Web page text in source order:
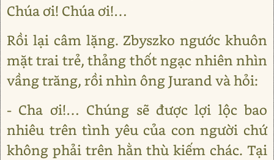
Chúa ơi! Chúa ơi!…
Rồi lại câm lặng. Zbyszko ngước khuôn
mặt trai trẻ, thảng thốt ngạc nhiên nhìn
vầng trăng, rồi nhìn ông Jurand và hỏi:
- Cha ơi!… Chúng sẽ được lợi lộc bao
nhiêu trên tình yêu của con người chứ
không phải trên hằn thù kiếm chác. Tại